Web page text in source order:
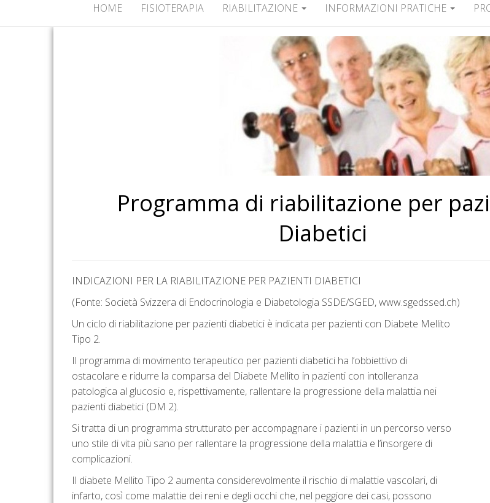
HOME FISIOTERAPIA RIABILITAZIONE INFORMAZIONI PRATICHE
Programma di riabilitazione per
Diabetici
INDICAZIONI PER LA RIABILITAZIONE PER PAZIENTI DIABETICI
(Fonte: Società Svizzera di Endocrinologia e Diabetologia SSDE/SGED, www.sgedssed.ch)
Un ciclo di riabilitazione per pazienti diabetici è indicata per pazienti con Diabete Mellito
Tipo 2.
Il programma di movimento terapeutico per pazienti diabetici ha l’obbiettivo di
ostacolare e ridurre la comparsa del Diabete Mellito in pazienti con intolleranza
patologica al glucosio e, rispettivamente, rallentare la progressione della malattia nei
pazienti diabetici (DM 2).
Si tratta di un programma strutturato per accompagnare i pazienti in un percorso verso
uno stile di vita più sano per rallentare la progressione della malattia e l’insorgere di
complicazioni.
Il diabete Mellito Tipo 2 aumenta considerevolmente il rischio di malattie vascolari, di
infarto, così come malattie dei reni e degli occhi che, nel peggiore dei casi, possono